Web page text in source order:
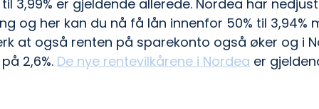
3,99% er gjeldende allerede. Nordea har
og her kan du nå få lån innenfor 50% til 3,94%
at også renten på sparekonto også øker og i
2,6%. De nye rentevilkårene i Nordea er